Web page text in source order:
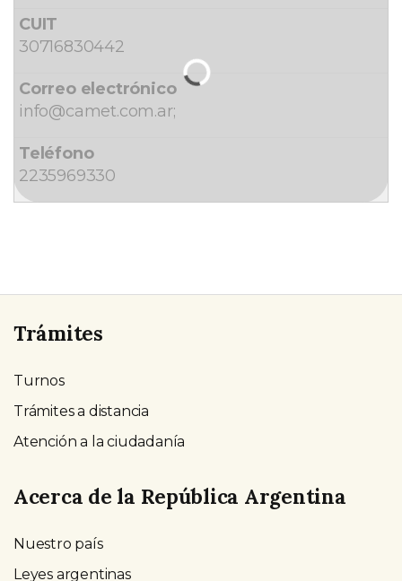
30716830442
info@camet.com.ar;
2235969330
Trámites
Turnos
Trámites a distancia
Atención a la ciudadanía
Acerca de la República Argentina
Nuestro país
Leyes argentinas